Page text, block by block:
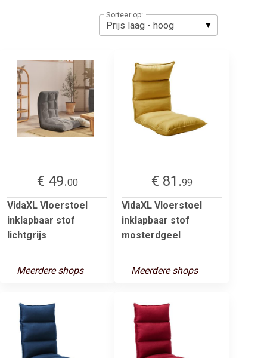
Sorteer op:
€ 49.00
VidaXL Vloerstoel
inklapbaar stof
lichtgrijs
Meerdere shops
€ 81.99
VidaXL Vloerstoel
inklapbaar stof
mosterdgeel
Meerdere shops